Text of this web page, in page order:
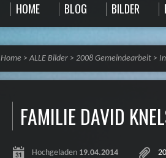
HOME BLOG BILDER
Home > ALLE Bilder > 2008 Gemeindearbeit >
FAMILIE DAVID
Hochgeladen 19.04.2014